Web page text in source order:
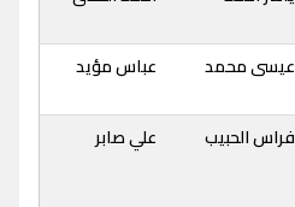
عيسى محمد عباس مؤيد
فراس الحبيب علي صابر